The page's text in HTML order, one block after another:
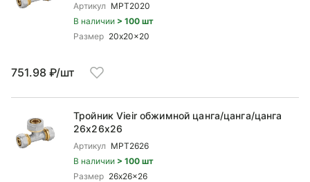
Артикул MPT2020
В наличии > 100 шт
Размер 20x20x20
751.98 ₽/шт
Тройник Vieir обжимной цанга/цанга/цанга
26x26x26
Артикул MPT2626
В наличии > 100 шт
Размер 26x26x26